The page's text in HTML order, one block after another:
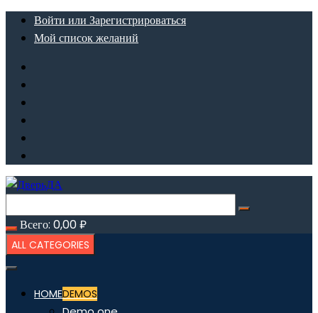
ПерейтиВойти или Зарегистрироваться
Мой список желаний
Всего: 0,00₽
ALL CATEGORIES
HOMEDEMOS